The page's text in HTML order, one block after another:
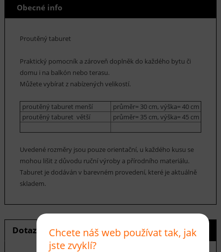
Obecné info
Proutěný taburet
Praktický pomocník a zároveň doplněk do každého bytu či
domu i na balkón nebo terasu.
Můžete vybírat z nabízených velikostí.
proutěný taburet menší
průměr= 30 cm, výška= 40 cm
proutěný taburet větší
průměr= 35 cm, výška= 45 cm
Uvedené rozměry jsou pouze orientační, u každého kusu se
mohou lišit z důvodu ruční výroby a přírodního materiálu.
Taburet je dodáván v barevném provedení, které je aktuálně
skladem.
Dotaz na produkt Hlídání ceny
Chcete náš web používat tak, jak
jste zvyklí?